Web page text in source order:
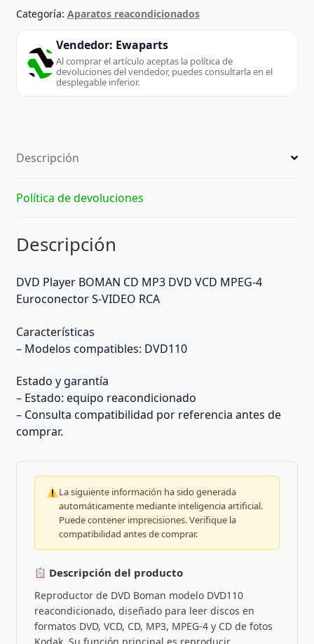
Categoría: Aparatos reacondicionados
Vendedor: Ewaparts
Al comprar el artículo aceptas la política de
devoluciones del vendedor, puedes consultarla en el
desplegable inferior.
Descripción
Política de devoluciones
Descripción
DVD Player BOMAN CD MP3 DVD VCD MPEG-4
Euroconector S-VIDEO RCA
Características
– Modelos compatibles: DVD110
Estado y garantía
– Estado: equipo reacondicionado
– Consulta compatibilidad por referencia antes de
comprar.
La siguiente información ha sido generada
automáticamente mediante inteligencia artificial.
Puede contener imprecisiones. Verifique la
compatibilidad antes de comprar.
Descripción del producto
Reproductor de DVD Boman modelo DVD110
reacondicionado, diseñado para leer discos en
formatos DVD, VCD, CD, MP3, MPEG-4 y CD de fotos